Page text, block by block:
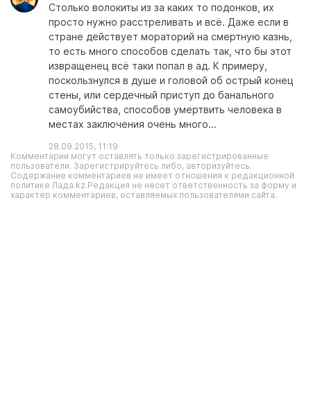
Столько волокиты из за каких то подонков, их
просто нужно расстреливать и всё. Даже если в
стране действует мораторий на смертную казнь,
то есть много способов сделать так, что бы этот
извращенец всё таки попал в ад. К примеру,
поскользнулся в душе и головой об острый конец
стены, или сердечный приступ до банального
самоубийства, способов умертвить человека в
местах заключения очень много...
28.09.2015, 11:19
Комментарии могут оставлять только зарегистрированные
пользователи. Зарегистрируйтесь либо, авторизуйтесь.
Содержание комментариев не имеет отношения к редакционной
политике Лада.kz.Редакция не несет ответственность за форму и
характер комментариев, оставляемых пользователями сайта.